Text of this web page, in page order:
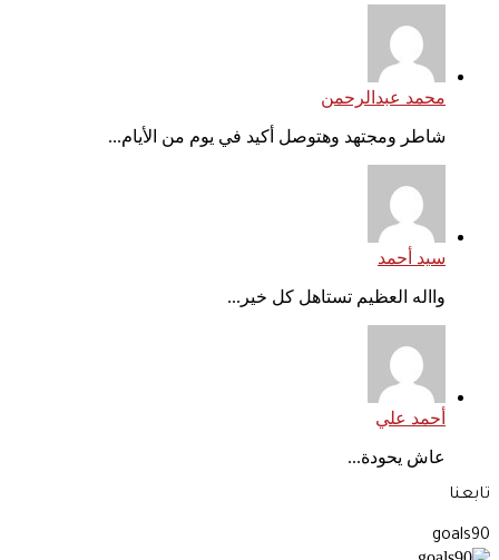
محمد عبدالرحمن
شاطر ومجتهد وهتوصل أكيد في يوم من الأيام...
سيد أحمد
وااله العظيم تستاهل كل خير...
أحمد علي
عاش يحودة...
تابعنا
goals90